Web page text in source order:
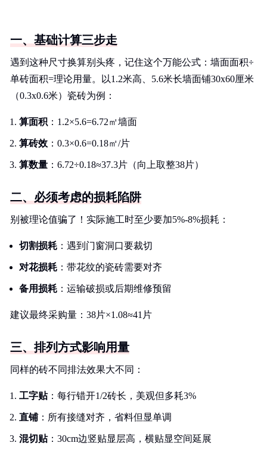
一、基础计算三步走
遇到这种尺寸换算别头疼，记住这个万能公式：墙面面积÷
单砖面积=理论用量。以1.2米高、5.6米长墙面铺30x60厘米
（0.3x0.6米）瓷砖为例：
算面积 ：1.2×5.6=6.72㎡墙面
算砖效 ：0.3×0.6=0.18㎡/片
算数量 ：6.72÷0.18≈37.3片（向上取整38片）
二、必须考虑的损耗陷阱
别被理论值骗了！实际施工时至少要加5%-8%损耗：
切割损耗 ：遇到门窗洞口要裁切
对花损耗 ：带花纹的瓷砖需要对齐
备用损耗 ：运输破损或后期维修预留
建议最终采购量：38片×1.08≈41片
三、排列方式影响用量
同样的砖不同排法效果大不同：
工字贴：每行错开1/2砖长，美观但多耗3%
直铺：所有接缝对齐，省料但显单调
混切贴：30cm边竖贴显层高，横贴显空间延展